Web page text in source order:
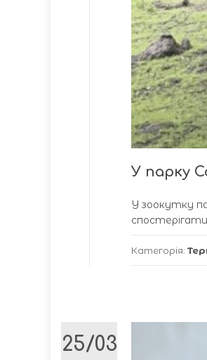
У парку
У зоокутку
спостерігати
Категорія:
25/03